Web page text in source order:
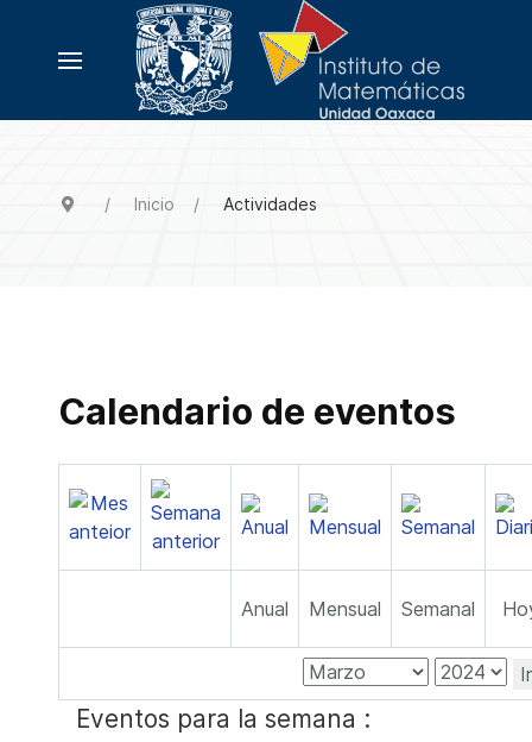
Inicio Actividades
Calendario de eventos
Anual Mensual Semanal
Eventos para la semana :